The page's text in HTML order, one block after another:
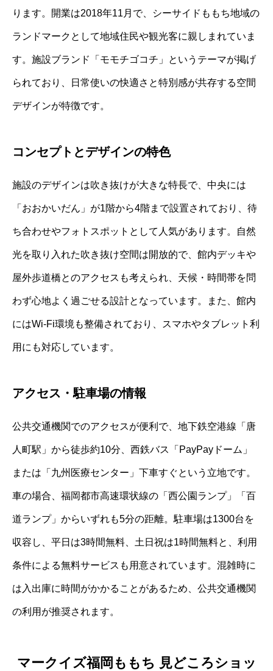
ります。開業は2018年11月で、シーサイドももち地域の
ランドマークとして地域住民や観光客に親しまれていま
す。施設ブランド「モモチゴコチ」というテーマが掲げ
られており、日常使いの快適さと特別感が共存する空間
デザインが特徴です。
コンセプトとデザインの特色
施設のデザインは吹き抜けが大きな特長で、中央には
「おおかいだん」が1階から4階まで設置されており、待
ち合わせやフォトスポットとして人気があります。自然
光を取り入れた吹き抜け空間は開放的で、館内デッキや
屋外歩道橋とのアクセスも考えられ、天候・時間帯を問
わず心地よく過ごせる設計となっています。また、館内
にはWi-Fi環境も整備されており、スマホやタブレット利
用にも対応しています。
アクセス・駐車場の情報
公共交通機関でのアクセスが便利で、地下鉄空港線「唐
人町駅」から徒歩約10分、西鉄バス「PayPayドーム」
または「九州医療センター」下車すぐという立地です。
車の場合、福岡都市高速環状線の「西公園ランプ」「百
道ランプ」からいずれも5分の距離。駐車場は1300台を
収容し、平日は3時間無料、土日祝は1時間無料と、利用
条件による無料サービスも用意されています。混雑時に
は入出庫に時間がかかることがあるため、公共交通機関
の利用が推奨されます。
マークイズ福岡ももち 見どころショッ